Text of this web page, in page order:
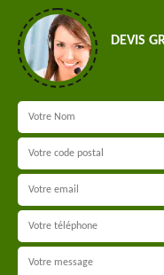
DEVIS